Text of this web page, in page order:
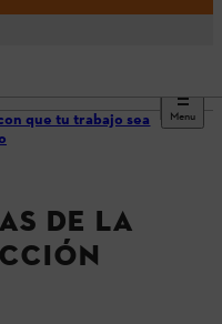
Menu
que tu trabajo sea
DE LA
pantalón de